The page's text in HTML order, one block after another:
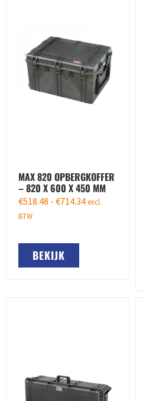
MAX 820 OPBERGKOFFER
– 820 X 600 X 450 MM
€518.48 - €714.34excl.
BTW
BEKIJK